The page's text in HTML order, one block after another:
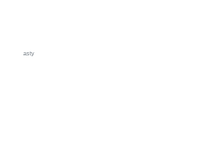
asty